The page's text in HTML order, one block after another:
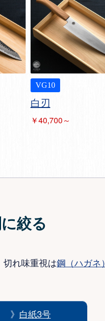
VG10
白刃
￥40,700～
絞る
れ味重視は鋼（ハガネ）
》 白紙3号